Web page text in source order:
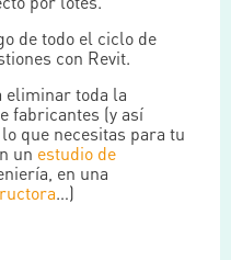
de todo el ciclo de
con Revit.
eliminar toda la
fabricantes (y así
que necesitas para tu
un estudio de
en una
…)